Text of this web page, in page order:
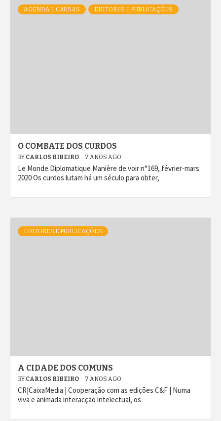
AGENDA E CAUSAS EDITORES E PUBLICAÇÕES
O COMBATE DOS CURDOS
BY CARLOS RIBEIRO 7 ANOS AGO
Le Monde Diplomatique Manière de voir n°169, février-mars
2020 Os curdos lutam há um século para obter,
EDITORES E PUBLICAÇÕES
A CIDADE DOS COMUNS
BY CARLOS RIBEIRO 7 ANOS AGO
CR|CaixaMedia | Cooperação com as edições C&F | Numa
viva e animada interacção intelectual, os